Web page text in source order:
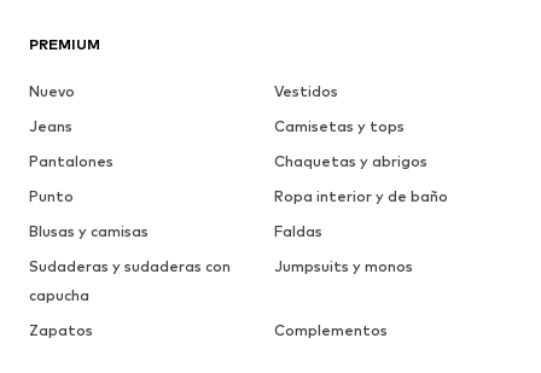
PREMIUM
Nuevo
Vestidos
Jeans
Camisetas y tops
Pantalones
Chaquetas y abrigos
Punto
Ropa interior y de baño
Blusas y camisas
Faldas
Sudaderas y sudaderas con
capucha
Jumpsuits y monos
Zapatos Complementos